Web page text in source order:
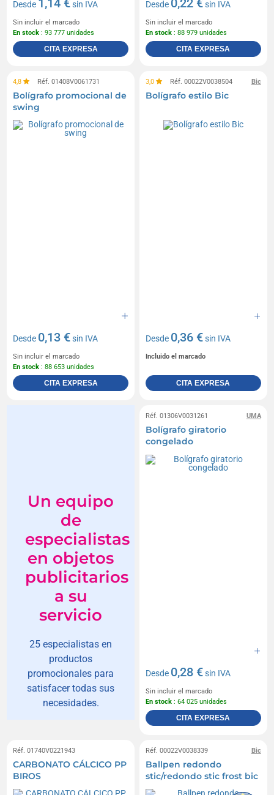
Desde 1,14 €sin IVA
Sin incluir el marcado
En stock : 93 777 unidades
CITA EXPRESA
Desde 0,22 €sin IVA
Sin incluir el marcado
En stock : 88 979 unidades
CITA EXPRESA
4,8 Réf. 01408V0061731
Bolígrafo promocional de
swing
Desde 0,13 €sin IVA
Sin incluir el marcado
En stock : 88 653 unidades
CITA EXPRESA
Bic
3,0 Réf. 00022V0038504
Bolígrafo estilo Bic
Desde 0,36 €sin IVA
Incluido el marcado
CITA EXPRESA
Un equipo
de
especialistas
en objetos
publicitarios
a su
servicio
25 especialistas en
productos
promocionales para
satisfacer todas sus
necesidades.
UMA
Réf. 01306V0031261
Bolígrafo giratorio
congelado
Desde 0,28 €sin IVA
Sin incluir el marcado
En stock : 64 025 unidades
CITA EXPRESA
Réf. 01740V0221943
CARBONATO CÁLCICO PP
BIROS
Bic
Réf. 00022V0038339
Ballpen redondo
stic/redondo stic frost bic